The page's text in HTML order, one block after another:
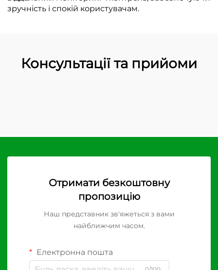
зручність і спокій користувачам.
Консультації та прийоми
Отримати безкоштовну
пропозицію
Наш представник зв'яжеться з вами
найближчим часом.
Електронна пошта